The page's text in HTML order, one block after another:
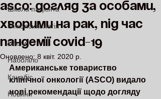
Школа пацієнта
Онкопсихологія
Блоги
Наболіло
Канабіс
Новини
ASCO: Догляд за особами,
хворими на рак, під час
пандемії COVID-19
Оновлено: 8 квіт. 2020 р.
Американське товариство
клінічної онкології (ASCO) видало
нові рекомендації щодо догляду